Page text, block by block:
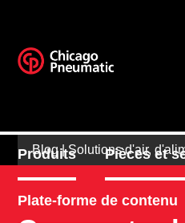
Produits Pièces et
Plate-forme de contenu
Blog | Solutions d'air,